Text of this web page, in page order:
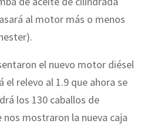
al motor más o menos
el nuevo motor diésel
el relevo al 1.9 que ahora se
los 130 caballos de
mostraron la nueva caja